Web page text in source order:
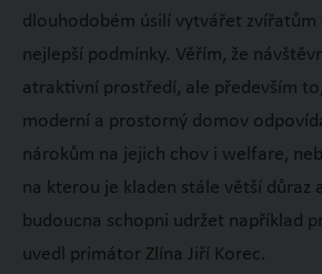
dlouhodobém úsilí vytvářet zvířatům
nejlepší podmínky. Věřím, že
atraktivní prostředí, ale především
moderní a prostorný domov
nárokům na jejich chov i welfare,
na kterou je kladen stále větší důraz
budoucna schopni udržet například
uvedl primátor Zlína Jiří Korec.